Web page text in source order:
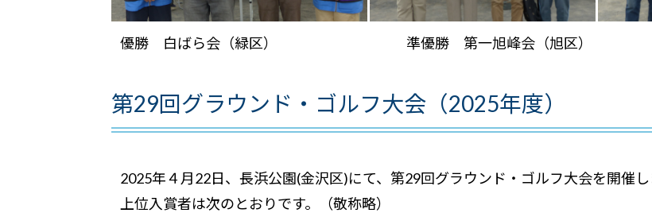
優勝 白ばら会（緑区） 準優勝 第一旭峰会（旭区） 3位
第29回グラウンド・ゴルフ大会（2025年度）
2025年４月22日、長浜公園(金沢区)にて、第29回グラウンド・ゴルフ大会を開催
上位入賞者は次のとおりです。（敬称略）